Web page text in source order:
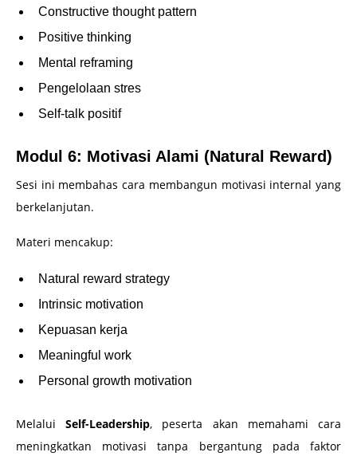
Constructive thought pattern
Positive thinking
Mental reframing
Pengelolaan stres
Self-talk positif
Modul 6: Motivasi Alami (Natural Reward)
Sesi ini membahas cara membangun motivasi internal yang
berkelanjutan.
Materi mencakup:
Natural reward strategy
Intrinsic motivation
Kepuasan kerja
Meaningful work
Personal growth motivation
MelaluiSelf-Leadership, peserta akan memahami cara
meningkatkan motivasi tanpa bergantung pada faktor